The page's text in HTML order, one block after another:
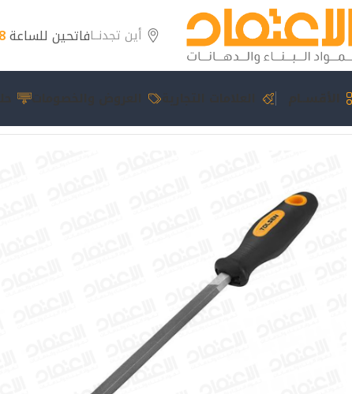
أين تجدنــافاتحين للساعة8 مساءً